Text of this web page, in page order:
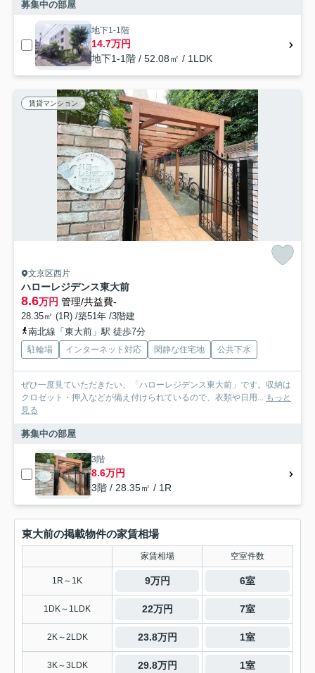
募集中の部屋
地下1-1階
14.7万円
地下1-1階 / 52.08㎡ / 1LDK
賃貸マンション
文京区西片
ハローレジデンス東大前
8.6万円 管理/共益費-
28.35㎡ (1R) /築51年 /3階建
南北線「東大前」駅 徒歩7分
駐輪場 インターネット対応 閑静な住宅地 公共下水
ぜひ一度見ていただきたい、「ハローレジデンス東大前」です。収納は
クロゼット・押入などが備え付けられているので、衣類や日用... もっと
見る
募集中の部屋
3階
8.6万円
3階 / 28.35㎡ / 1R
東大前の掲載物件の家賃相場
家賃相場 空室件数
1R～1K 9万円 6室
1DK～1LDK 22万円 7室
2K～2LDK 23.8万円 1室
3K～3LDK 29.8万円 1室